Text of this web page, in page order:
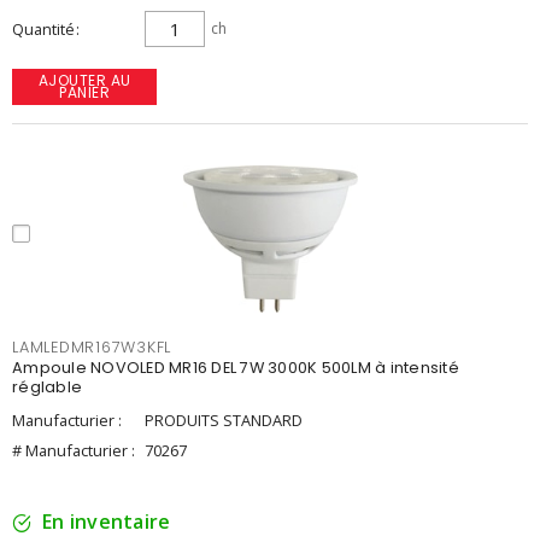
Quantité ch
AJOUTER AU
PANIER
LAMLEDMR167W3KFL
Ampoule NOVOLED MR16 DEL 7W 3000K 500LM à intensité
réglable
Manufacturier :
PRODUITS STANDARD
# Manufacturier : 70267
En inventaire